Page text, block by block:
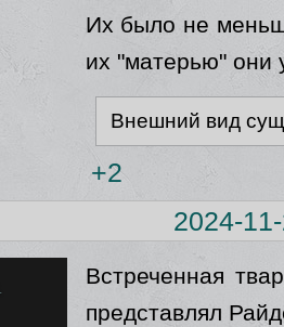
Их было не
их "матерью" они
Внешний вид
+2
2024-
Встреченная
представлял